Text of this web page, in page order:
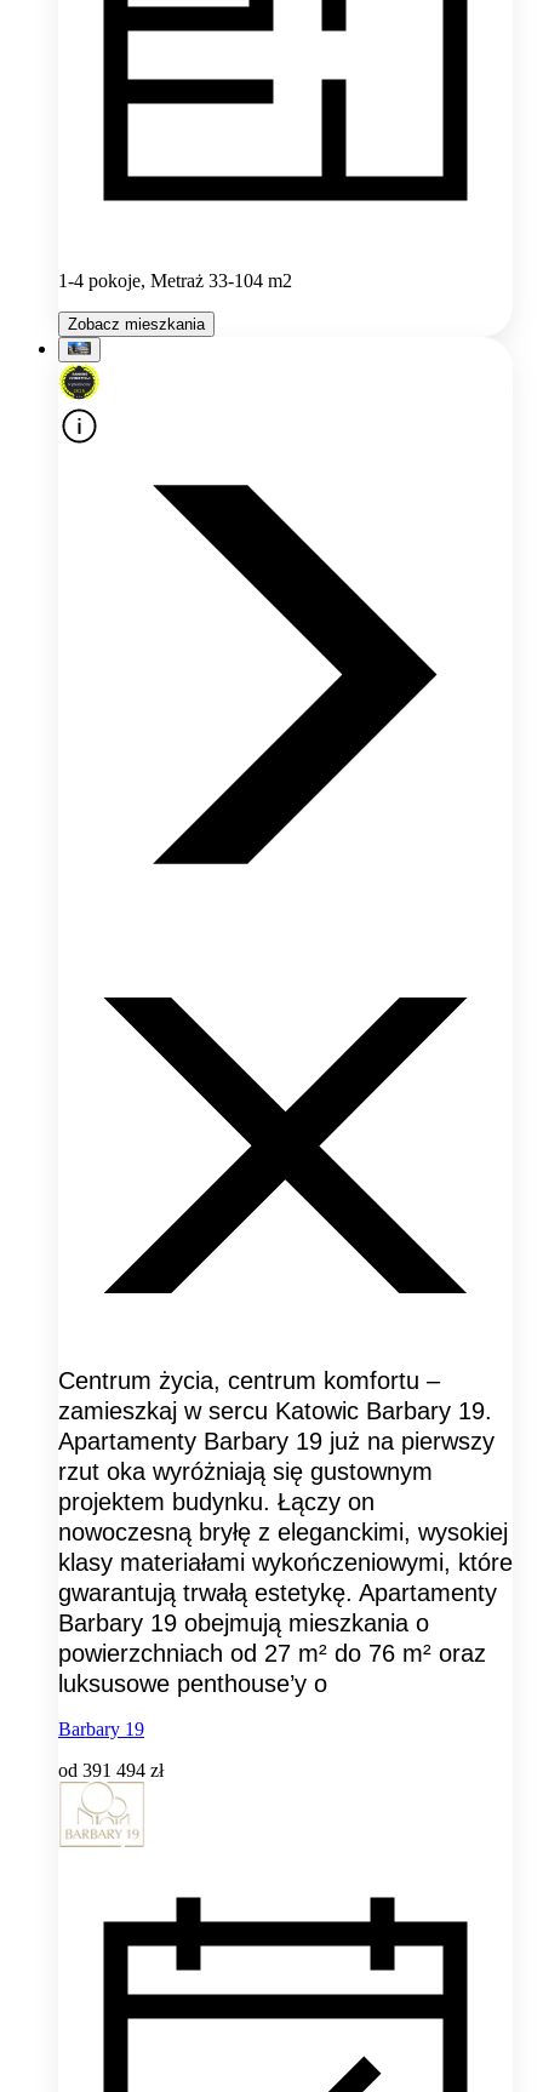
1-4 pokoje, Metraż 33-104 m2
Zobacz mieszkania
Centrum życia, centrum komfortu –
zamieszkaj w sercu Katowic Barbary 19.
Apartamenty Barbary 19 już na pierwszy
rzut oka wyróżniają się gustownym
projektem budynku. Łączy on
nowoczesną bryłę z eleganckimi, wysokiej
klasy materiałami wykończeniowymi, które
gwarantują trwałą estetykę. Apartamenty
Barbary 19 obejmują mieszkania o
powierzchniach od 27 m² do 76 m² oraz
luksusowe penthouse’y o
Barbary 19
od 391 494 zł